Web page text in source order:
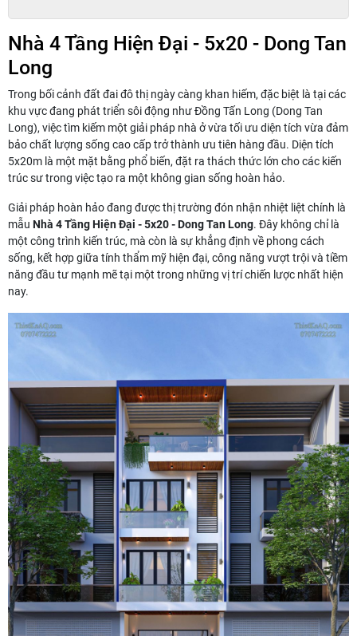
Nhà 4 Tầng Hiện Đại - 5x20 - Dong Tan
Long
Trong bối cảnh đất đai đô thị ngày càng khan hiếm, đặc biệt là tại các
khu vực đang phát triển sôi động như Đồng Tấn Long (Dong Tan
Long), việc tìm kiếm một giải pháp nhà ở vừa tối ưu diện tích vừa đảm
bảo chất lượng sống cao cấp trở thành ưu tiên hàng đầu. Diện tích
5x20m là một mặt bằng phổ biến, đặt ra thách thức lớn cho các kiến
trúc sư trong việc tạo ra một không gian sống hoàn hảo.
Giải pháp hoàn hảo đang được thị trường đón nhận nhiệt liệt chính là
mẫu Nhà 4 Tầng Hiện Đại - 5x20 - Dong Tan Long. Đây không chỉ là
một công trình kiến trúc, mà còn là sự khẳng định về phong cách
sống, kết hợp giữa tính thẩm mỹ hiện đại, công năng vượt trội và tiềm
năng đầu tư mạnh mẽ tại một trong những vị trí chiến lược nhất hiện
nay.